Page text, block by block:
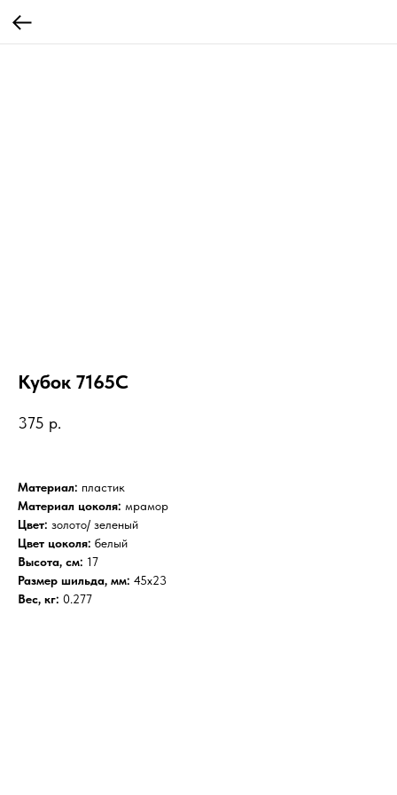
Кубок 7165C
375 р.
Материал: пластик
Материал цоколя: мрамор
Цвет: золото/ зеленый
Цвет цоколя: белый
Высота, см: 17
Размер шильда, мм: 45х23
Вес, кг: 0.277